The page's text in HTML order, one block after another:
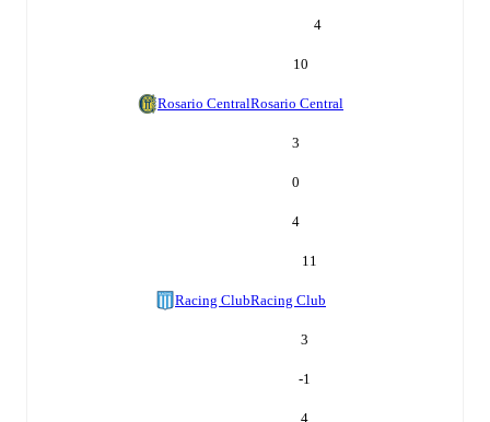
4
10
Rosario CentralRosario Central
3
0
4
11
Racing ClubRacing Club
3
-1
4